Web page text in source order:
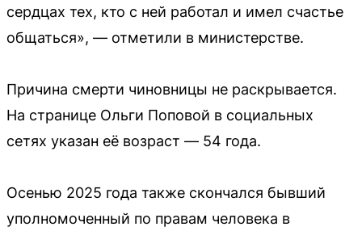
сердцах тех, кто с ней работал и имел счастье
общаться», — отметили в министерстве.
Причина смерти чиновницы не раскрывается.
На странице Ольги Поповой в социальных
сетях указан её возраст — 54 года.
Осенью 2025 года также скончался бывший
уполномоченный по правам человека в